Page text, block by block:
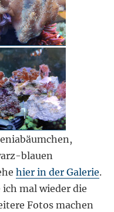
blauen
hier in der Galerie.
mal wieder die
Fotos machen